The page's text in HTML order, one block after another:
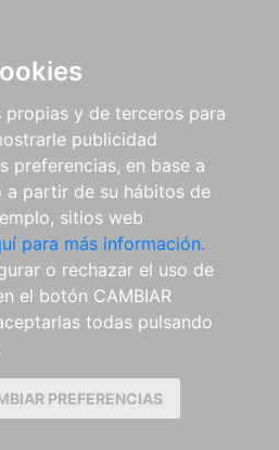
y de terceros para
publicidad
preferencias, en base a
a partir de su hábitos de
sitios web
para más información.
o rechazar el uso de
el botón CAMBIAR
todas pulsando
PREFERENCIAS